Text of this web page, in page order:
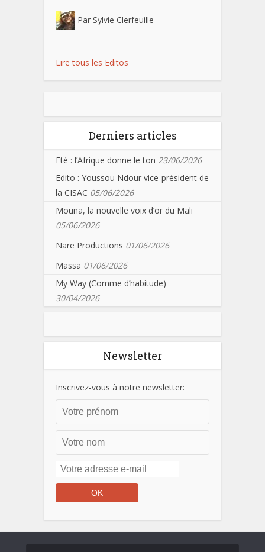
Par Sylvie Clerfeuille
Lire tous les Editos
Derniers articles
Eté : l’Afrique donne le ton 23/06/2026
Edito : Youssou Ndour vice-président de
la CISAC 05/06/2026
Mouna, la nouvelle voix d’or du Mali
05/06/2026
Nare Productions 01/06/2026
Massa 01/06/2026
My Way (Comme d’habitude)
30/04/2026
Newsletter
Inscrivez-vous à notre newsletter: